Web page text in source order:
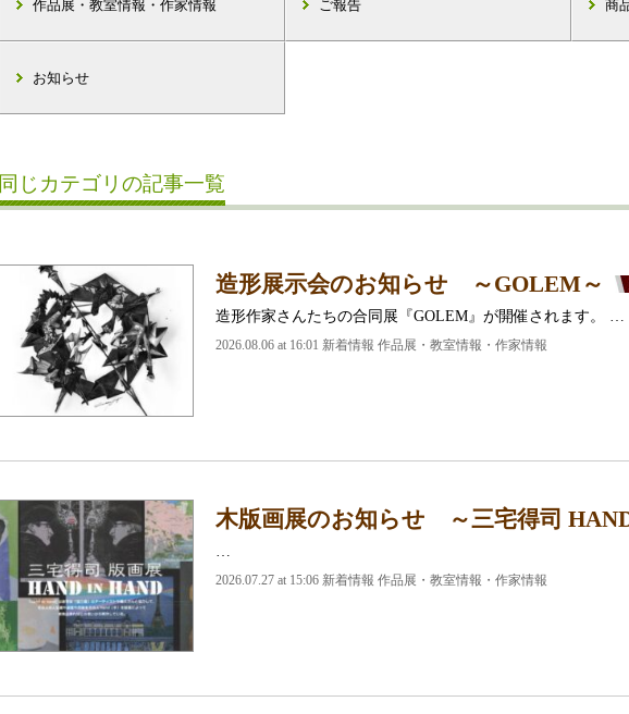
作品展・教室情報・作家情報 ご報告 商
お知らせ
同じカテゴリの記事一覧
造形展示会のお知らせ ～GOLEM～
造形作家さんたちの合同展『GOLEM』が開催されます。 …
2026.08.06 at 16:01 新着情報 作品展・教室情報・作家情報
木版画展のお知らせ ～三宅得司
2026.07.27 at 15:06 新着情報 作品展・教室情報・作家情報